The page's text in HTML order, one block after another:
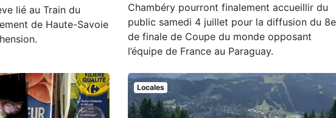
lié au Train du
de Haute-Savoie
Chambéry pourront finalement accueillir du
public samedi 4 juillet pour la diffusion du 8e
de finale de Coupe du monde opposant
l’équipe de France au Paraguay.
Locales